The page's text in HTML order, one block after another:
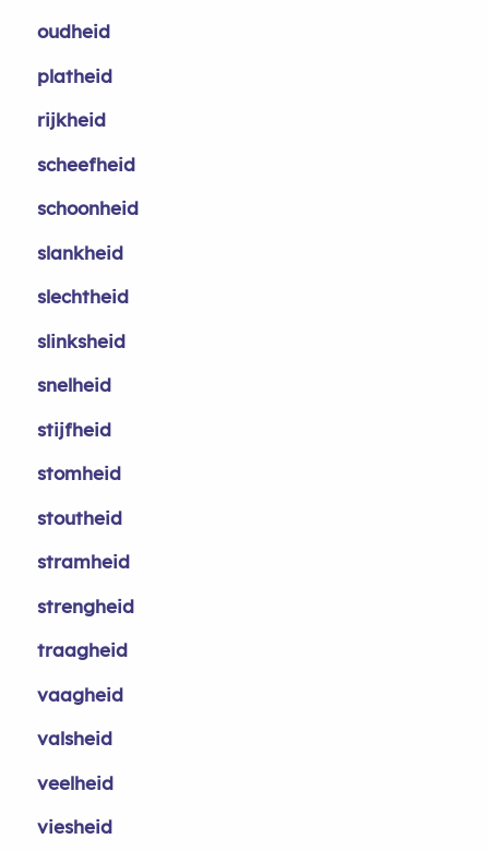
oudheid
platheid
rijkheid
scheefheid
schoonheid
slankheid
slechtheid
slinksheid
snelheid
stijfheid
stomheid
stoutheid
stramheid
strengheid
traagheid
vaagheid
valsheid
veelheid
viesheid